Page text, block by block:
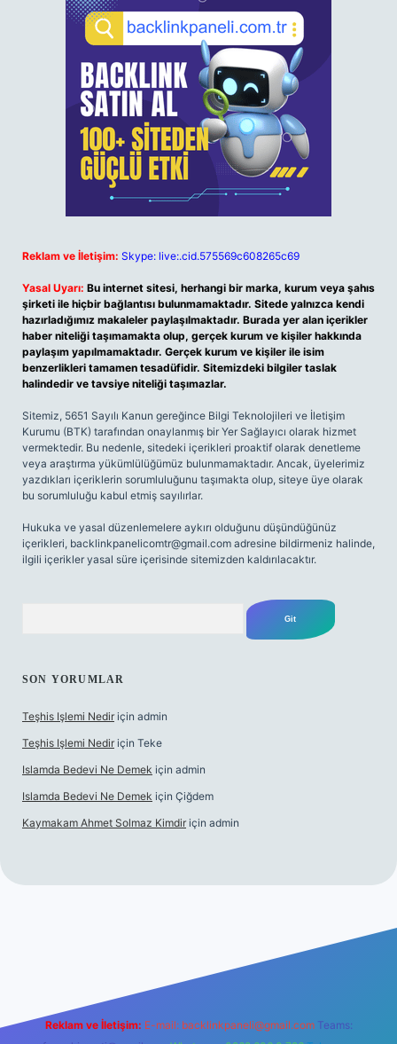
Reklam ve İletişim: Skype: live:.cid.575569c608265c69
Yasal Uyarı: Bu internet sitesi, herhangi bir marka, kurum veya şahıs
şirketi ile hiçbir bağlantısı bulunmamaktadır. Sitede yalnızca kendi
hazırladığımız makaleler paylaşılmaktadır. Burada yer alan içerikler
haber niteliği taşımamakta olup, gerçek kurum ve kişiler hakkında
paylaşım yapılmamaktadır. Gerçek kurum ve kişiler ile isim
benzerlikleri tamamen tesadüfidir. Sitemizdeki bilgiler taslak
halindedir ve tavsiye niteliği taşımazlar.
Sitemiz, 5651 Sayılı Kanun gereğince Bilgi Teknolojileri ve İletişim
Kurumu (BTK) tarafından onaylanmış bir Yer Sağlayıcı olarak hizmet
vermektedir. Bu nedenle, sitedeki içerikleri proaktif olarak denetleme
veya araştırma yükümlülüğümüz bulunmamaktadır. Ancak, üyelerimiz
yazdıkları içeriklerin sorumluluğunu taşımakta olup, siteye üye olarak
bu sorumluluğu kabul etmiş sayılırlar.
Hukuka ve yasal düzenlemelere aykırı olduğunu düşündüğünüz
içerikleri, backlinkpanelicomtr@gmail.com adresine bildirmeniz halinde,
ilgili içerikler yasal süre içerisinde sitemizden kaldırılacaktır.
SON YORUMLAR
Teşhis Işlemi Nedir için admin
Teşhis Işlemi Nedir için Teke
Islamda Bedevi Ne Demek için admin
Islamda Bedevi Ne Demek için Çiğdem
Kaymakam Ahmet Solmaz Kimdir için admin
Reklam ve İletişim: E-mail: backlinkpaneli@gmail.com Teams: